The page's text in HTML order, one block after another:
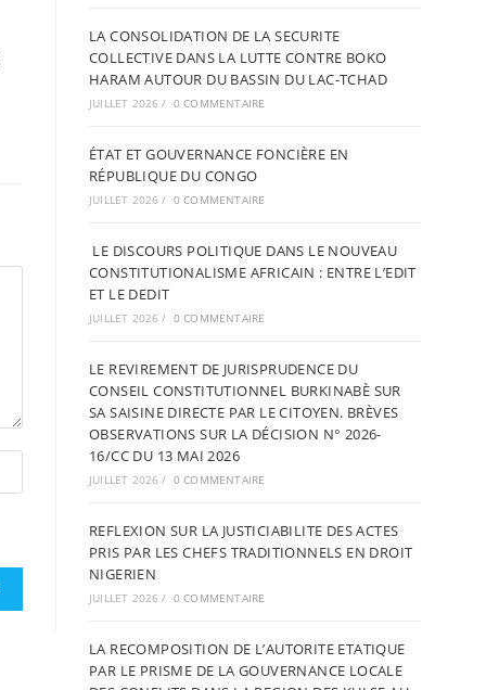
LA CONSOLIDATION DE LA SECURITE
COLLECTIVE DANS LA LUTTE CONTRE BOKO
HARAM AUTOUR DU BASSIN DU LAC-TCHAD
JUILLET 2026 / 0 COMMENTAIRE
ÉTAT ET GOUVERNANCE FONCIÈRE EN
RÉPUBLIQUE DU CONGO
JUILLET 2026 / 0 COMMENTAIRE
LE DISCOURS POLITIQUE DANS LE NOUVEAU
CONSTITUTIONALISME AFRICAIN : ENTRE L’EDIT
ET LE DEDIT
JUILLET 2026 / 0 COMMENTAIRE
LE REVIREMENT DE JURISPRUDENCE DU
CONSEIL CONSTITUTIONNEL BURKINABÈ SUR
SA SAISINE DIRECTE PAR LE CITOYEN. BRÈVES
OBSERVATIONS SUR LA DÉCISION N° 2026-
16/CC DU 13 MAI 2026
JUILLET 2026 / 0 COMMENTAIRE
REFLEXION SUR LA JUSTICIABILITE DES ACTES
PRIS PAR LES CHEFS TRADITIONNELS EN DROIT
NIGERIEN
JUILLET 2026 / 0 COMMENTAIRE
LA RECOMPOSITION DE L’AUTORITE ETATIQUE
PAR LE PRISME DE LA GOUVERNANCE LOCALE